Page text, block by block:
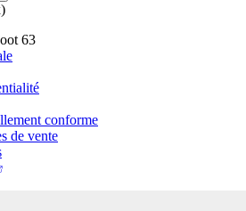
63
conforme
de vente